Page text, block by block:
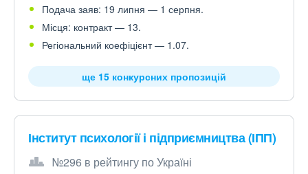
Подача заяв: 19 липня — 1 серпня.
Місця: контракт — 13.
Регіональний коефіцієнт — 1.07.
ще 15 конкурсних пропозицій
Інститут психології і підприємництва (ІПП)
№296 в рейтингу по Україні